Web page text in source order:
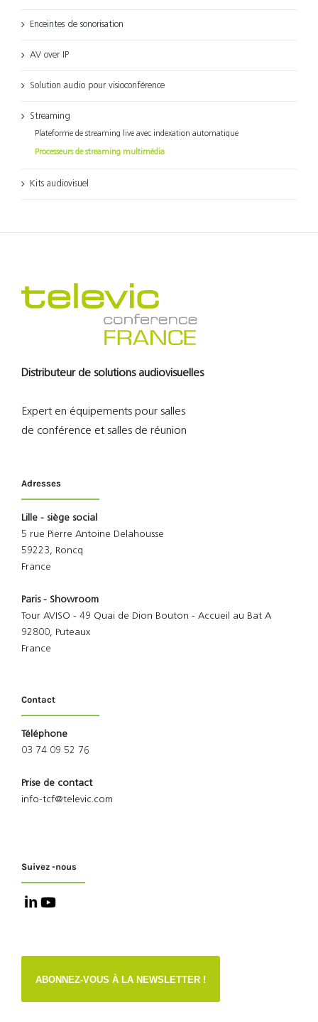
Enceintes de sonorisation
AV over IP
Solution audio pour visioconférence
Streaming
Plateforme de streaming live avec indexation automatique
Processeurs de streaming multimédia
Kits audiovisuel
Distributeur de solutions audiovisuelles
Expert en équipements pour salles
de conférence et salles de réunion
Adresses
Lille - siège social
5 rue Pierre Antoine Delahousse
59223, Roncq
France
Paris - Showroom
Tour AVISO - 49 Quai de Dion Bouton - Accueil au Bat A
92800, Puteaux
France
Contact
Téléphone
03 74 09 52 76
Prise de contact
info-tcf@televic.com
Suivez -nous
ABONNEZ-VOUS À LA NEWSLETTER !